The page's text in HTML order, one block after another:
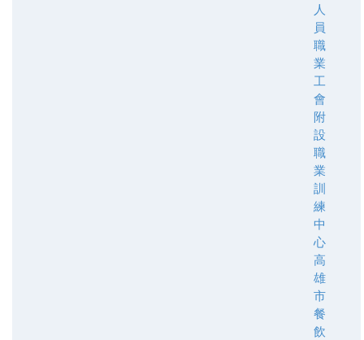
人
員
職
業
工
會
附
設
職
業
訓
練
中
心
高
雄
市
餐
飲